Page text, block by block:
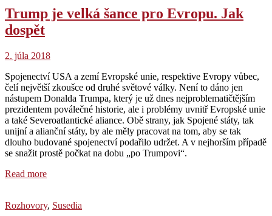
Trump je velká šance pro Evropu. Jak
dospět
2. júla 2018
Spojenectví USA a zemí Evropské unie, respektive Evropy vůbec,
čelí největší zkoušce od druhé světové války. Není to dáno jen
nástupem Donalda Trumpa, který je už dnes nejproblematičtějším
prezidentem poválečné historie, ale i problémy uvnitř Evropské unie
a také Severoatlantické aliance. Obě strany, jak Spojené státy, tak
unijní a alianční státy, by ale měly pracovat na tom, aby se tak
dlouho budované spojenectví podařilo udržet. A v nejhorším případě
se snažit prostě počkat na dobu „po Trumpovi“.
Read more
Rozhovory, Susedia